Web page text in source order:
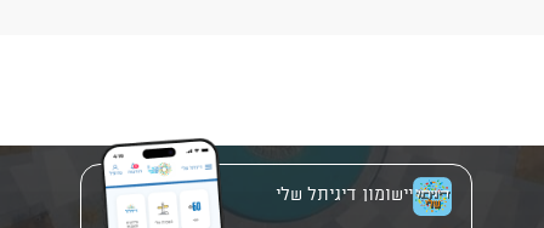
יישומון דיגיתל שלי